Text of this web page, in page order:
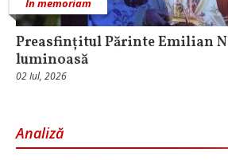
Preasfințitul Părinte Emilian
luminoasă
02 Iul, 2026
Analiză